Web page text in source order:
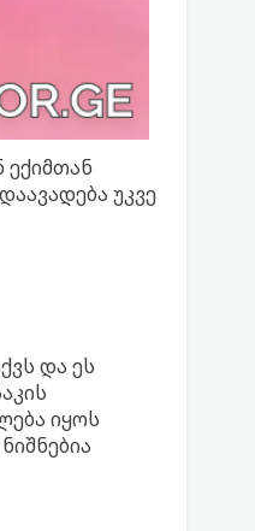
უკვე
და ეს
იყოს